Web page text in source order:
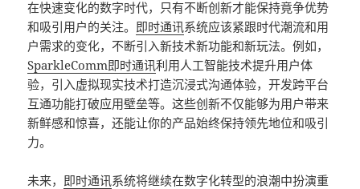
在快速变化的数字时代，只有不断创新才能保持竟争优势
和吸引用户的关注。 即时通讯系统应该紧跟时代潮流和用
户需求的变化，不断引入新技术新功能和新玩法。例如，
SparkleComm即时通讯利用人工智能技术提升用户体
验，引入虚拟现实技术打造沉浸式沟通体验，开发跨平台
互通功能打破应用壁垒等。这些创新不仅能够为用户带来
新鲜感和惊喜，还能让你的产品始终保持领先地位和吸引
力。
未来， 即时通讯系统将继续在数字化转型的浪潮中扮演重